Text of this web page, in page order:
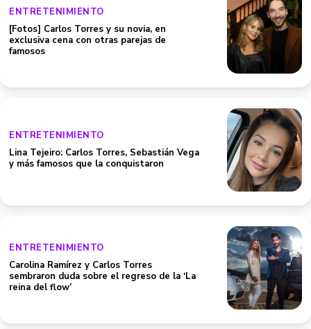
ENTRETENIMIENTO
[Fotos] Carlos Torres y su novia, en
exclusiva cena con otras parejas de
famosos
ENTRETENIMIENTO
Lina Tejeiro: Carlos Torres, Sebastián Vega
y más famosos que la conquistaron
ENTRETENIMIENTO
Carolina Ramírez y Carlos Torres
sembraron duda sobre el regreso de la ‘La
reina del flow’